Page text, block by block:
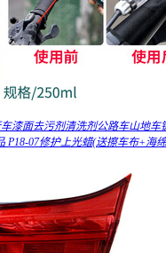
漆面去污剂清洗剂公路车山地
P18-07修护上光蜡(送擦车布+海